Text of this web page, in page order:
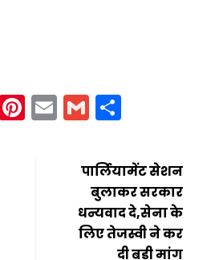
Telegram
Pinterest
EmailGmail
पार्लियामेंट सेशन
बुलाकर सरकार
धन्यवाद दे,सेना के
लिए तेजस्वी ने कर
दी बड़ी मांग